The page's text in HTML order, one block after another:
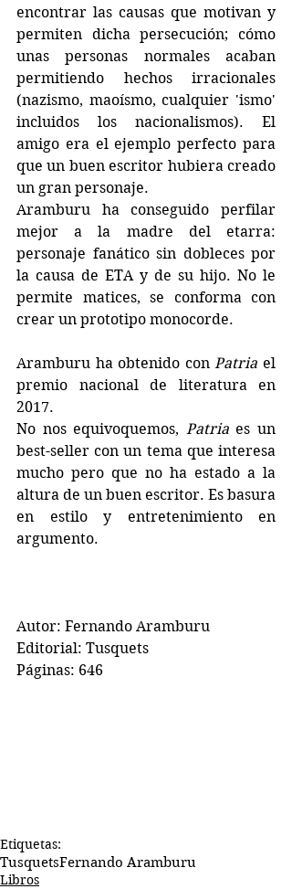
encontrar las causas que motivan y
permiten dicha persecución; cómo
unas personas normales acaban
permitiendo hechos irracionales
(nazismo, maoísmo, cualquier 'ismo'
incluidos los nacionalismos). El
amigo era el ejemplo perfecto para
que un buen escritor hubiera creado
un gran personaje.
Aramburu ha conseguido perfilar
mejor a la madre del etarra:
personaje fanático sin dobleces por
la causa de ETA y de su hijo. No le
permite matices, se conforma con
crear un prototipo monocorde.
Aramburu ha obtenido con Patria el
premio nacional de literatura en
2017.
No nos equivoquemos, Patria es un
best-seller con un tema que interesa
mucho pero que no ha estado a la
altura de un buen escritor. Es basura
en estilo y entretenimiento en
argumento.
Autor: Fernando Aramburu
Editorial: Tusquets
Páginas: 646
Etiquetas:
TusquetsFernando Aramburu
Libros